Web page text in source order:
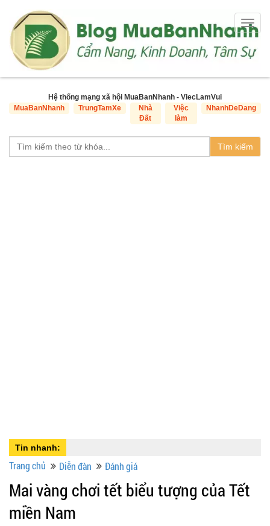
Hệ thống mạng xã hội MuaBanNhanh - ViecLamVui
MuaBanNhanh
TrungTamXe
Nhà
Đất
Việc
làm
NhanhDeDang
Tìm kiếm
Tin nhanh:
Trang chủ Diễn đàn Đánh giá
Mai vàng chơi tết biểu tượng của Tết
miền Nam